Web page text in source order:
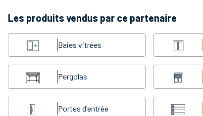
Les produits vendus par ce partenaire
Baies vitrées
Pergolas
Portes d'entrée